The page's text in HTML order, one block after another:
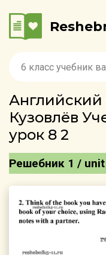
Английский
Кузовлёв
урок 8 2
Решебник 1 /